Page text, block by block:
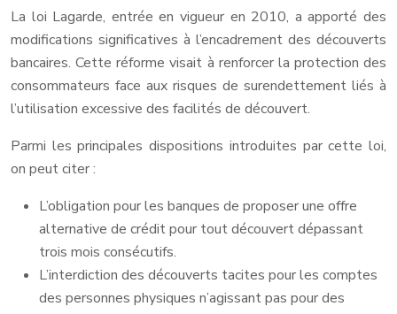
La loi Lagarde, entrée en vigueur en 2010, a apporté des
modifications significatives à l’encadrement des découverts
bancaires. Cette réforme visait à renforcer la protection des
consommateurs face aux risques de surendettement liés à
l’utilisation excessive des facilités de découvert.
Parmi les principales dispositions introduites par cette loi,
on peut citer :
L’obligation pour les banques de proposer une offre
alternative de crédit pour tout découvert dépassant
trois mois consécutifs.
L’interdiction des découverts tacites pour les comptes
des personnes physiques n’agissant pas pour des